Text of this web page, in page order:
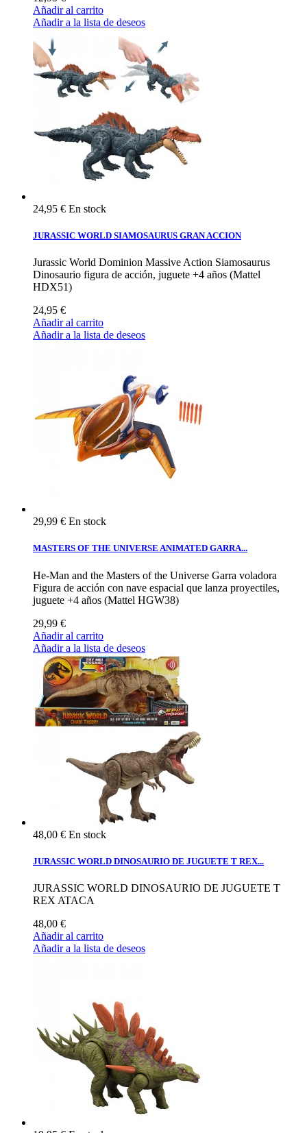
Añadir al carrito
Añadir a la lista de deseos
24,95 € En stock
JURASSIC WORLD SIAMOSAURUS GRAN ACCION
Jurassic World Dominion Massive Action Siamosaurus
Dinosaurio figura de acción, juguete +4 años (Mattel
HDX51)
24,95 €
Añadir al carrito
Añadir a la lista de deseos
29,99 € En stock
MASTERS OF THE UNIVERSE ANIMATED GARRA...
He-Man and the Masters of the Universe Garra voladora
Figura de acción con nave espacial que lanza proyectiles,
juguete +4 años (Mattel HGW38)
29,99 €
Añadir al carrito
Añadir a la lista de deseos
48,00 € En stock
JURASSIC WORLD DINOSAURIO DE JUGUETE T REX...
JURASSIC WORLD DINOSAURIO DE JUGUETE T
REX ATACA
48,00 €
Añadir al carrito
Añadir a la lista de deseos